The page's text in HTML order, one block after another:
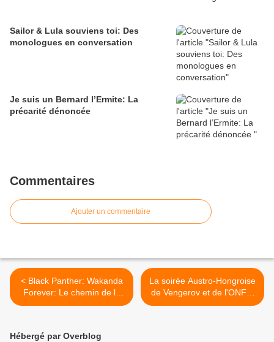
Sailor & Lula souviens toi: Des
monologues en conversation
Je suis un Bernard l’Ermite: La
précarité dénoncée
Commentaires
Ajouter un commentaire
< Black Panther: Wakanda
Forever: Le chemin de la
paix
La soirée Austro-Hongroise
de Vengerov et de l'ONF à
la Philharmonie >
Hébergé par Overblog